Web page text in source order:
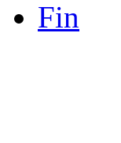
Fin